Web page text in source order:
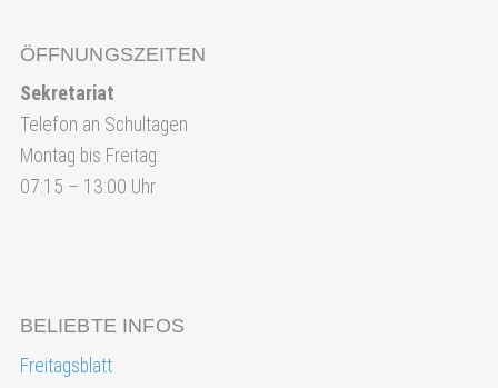
ÖFFNUNGSZEITEN
Sekretariat
Telefon an Schultagen
Montag bis Freitag:
07:15 – 13:00 Uhr
BELIEBTE INFOS
Freitagsblatt